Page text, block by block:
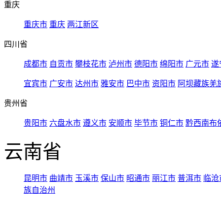
重庆
重庆市 重庆 两江新区
四川省
成都市 自贡市 攀枝花市 泸州市 德阳市 绵阳市 广元市 遂
宜宾市 广安市 达州市 雅安市 巴中市 资阳市 阿坝藏族羌
贵州省
贵阳市 六盘水市 遵义市 安顺市 毕节市 铜仁市 黔西南布
云南省
昆明市 曲靖市 玉溪市 保山市 昭通市 丽江市 普洱市 临
族自治州